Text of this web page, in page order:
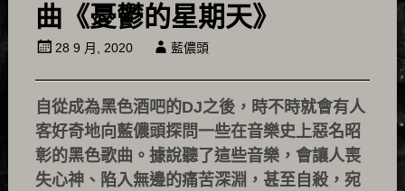
曲《憂鬱的星期天》
28 9 月, 2020 藍儂頭
自從成為黑色酒吧的DJ之後，時不時就會有人
客好奇地向藍儂頭探問一些在音樂史上惡名昭
彰的黑色歌曲。據說聽了這些音樂，會讓人喪
失心神、陷入無邊的痛苦深淵，甚至自殺，宛